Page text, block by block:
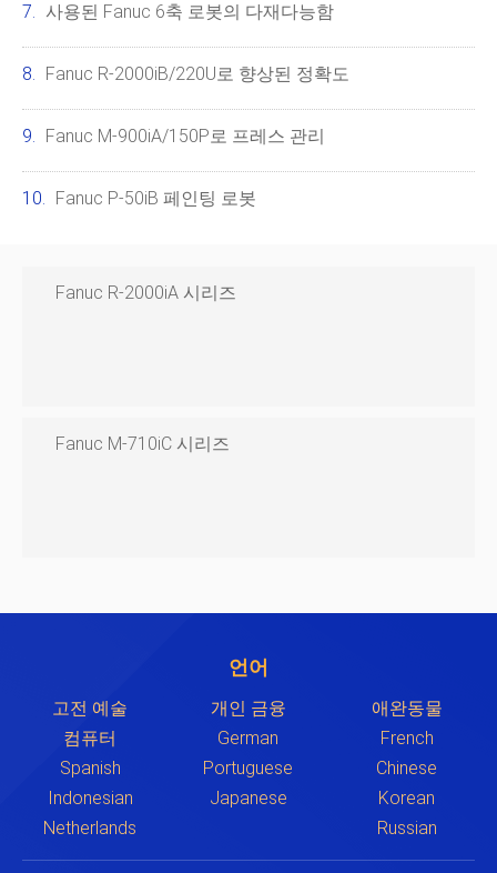
사용된 Fanuc 6축 로봇의 다재다능함
Fanuc R-2000iB/220U로 향상된 정확도
Fanuc M-900iA/150P로 프레스 관리
Fanuc P-50iB 페인팅 로봇
Fanuc R-2000iA 시리즈
Fanuc M-710iC 시리즈
언어
고전 예술 개인 금융
애완동물
컴퓨터
German
French
Spanish
Portuguese
Chinese
Indonesian
Japanese
Korean
Netherlands
Russian